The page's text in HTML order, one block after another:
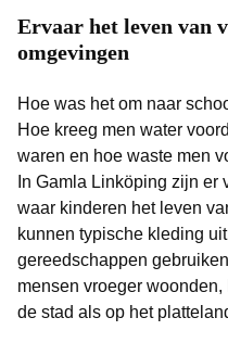
Ervaar het leven van
omgevingen
Hoe was het om naar
Hoe kreeg men water
waren en hoe waste men
In Gamla Linköping zijn
waar kinderen het leven
kunnen typische kleding
gereedschappen
mensen vroeger
de stad als op het